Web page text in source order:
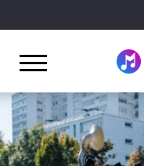
& BOOKING